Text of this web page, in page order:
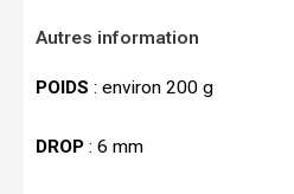
Autres information
POIDS : environ 200 g
DROP : 6 mm